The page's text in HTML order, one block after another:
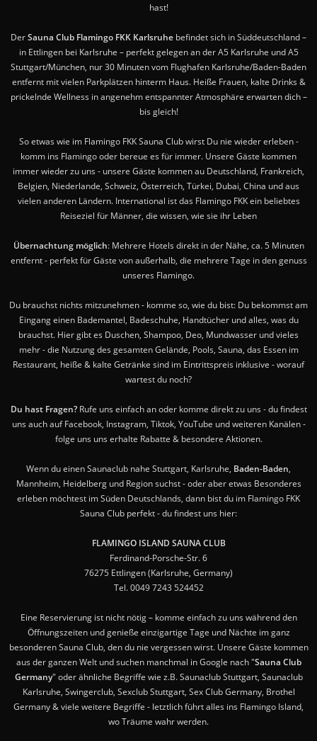
hast!
DerSauna Club Flamingo FKK Karlsruhe befindet sich in Süddeutschland –
in Ettlingen bei Karlsruhe – perfekt gelegen an der A5 Karlsruhe und A5
Stuttgart/München, nur 30 Minuten vom Flughafen Karlsruhe/Baden-Baden
entfernt mit vielen Parkplätzen hinterm Haus. Heiße Frauen, kalte Drinks &
prickelnde Wellness in angenehm entspannter Atmosphäre erwarten dich –
bis gleich!
So etwas wie im Flamingo FKK Sauna Club wirst Du nie wieder erleben -
komm ins Flamingo oder bereue es für immer. Unsere Gäste kommen
immer wieder zu uns - unsere Gäste kommen au Deutschland, Frankreich,
Belgien, Niederlande, Schweiz, Österreich, Türkei, Dubai, China und aus
vielen anderen Ländern. International ist das Flamingo FKK ein beliebtes
Reiseziel für Männer, die wissen, wie sie ihr Leben
Übernachtung möglich: Mehrere Hotels direkt in der Nähe, ca. 5 Minuten
entfernt - perfekt für Gäste von außerhalb, die mehrere Tage in den genuss
unseres Flamingo.
Du brauchst nichts mitzunehmen - komme so, wie du bist: Du bekommst am
Eingang einen Bademantel, Badeschuhe, Handtücher und alles, was du
brauchst. Hier gibt es Duschen, Shampoo, Deo, Mundwasser und vieles
mehr - die Nutzung des gesamten Gelände, Pools, Sauna, das Essen im
Restaurant, heiße & kalte Getränke sind im Eintrittspreis inklusive - worauf
wartest du noch?
Du hast Fragen?Rufe uns einfach an oder komme direkt zu uns - du findest
uns auch auf Facebook, Instagram, Tiktok, YouTube und weiteren Kanälen -
folge uns uns erhalte Rabatte & besondere Aktionen.
Wenn du einen Saunaclub nahe Stuttgart, Karlsruhe, Baden-Baden,
Mannheim, Heidelberg und Region suchst - oder aber etwas Besonderes
erleben möchtest im Süden Deutschlands, dann bist du im Flamingo FKK
Sauna Club perfekt - du findest uns hier:
FLAMINGO ISLAND SAUNA CLUB
Ferdinand-Porsche-Str. 6
76275 Ettlingen (Karlsruhe, Germany)
Tel. 0049 7243 524452
Eine Reservierung ist nicht nötig – komme einfach zu uns während den
Öffnungszeiten und genieße einzigartige Tage und Nächte im ganz
besonderen Sauna Club, den du nie vergessen wirst. Unsere Gäste kommen
aus der ganzen Welt und suchen manchmal in Google nach "Sauna Club
Germany" oder ähnliche Begriffe wie z.B. Saunaclub Stuttgart, Saunaclub
Karlsruhe, Swingerclub, Sexclub Stuttgart, Sex Club Germany, Brothel
Germany & viele weitere Begriffe - letztlich führt alles ins Flamingo Island,
wo Träume wahr werden.